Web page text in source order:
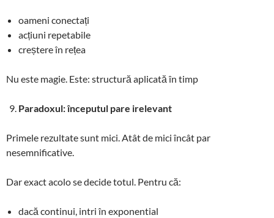
oameni conectați
acțiuni repetabile
creștere în rețea
Nu este magie. Este: structură aplicată în timp
Paradoxul: începutul pare irelevant
Primele rezultate sunt mici. Atât de mici încât par
nesemnificative.
Dar exact acolo se decide totul. Pentru că:
dacă continui, intri în exponential